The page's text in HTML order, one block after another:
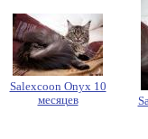
Salexcoon Onyx 10
месяцев